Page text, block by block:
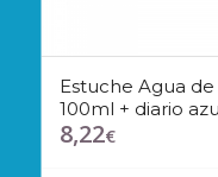
Estuche Agua
100ml + diario
8,22€